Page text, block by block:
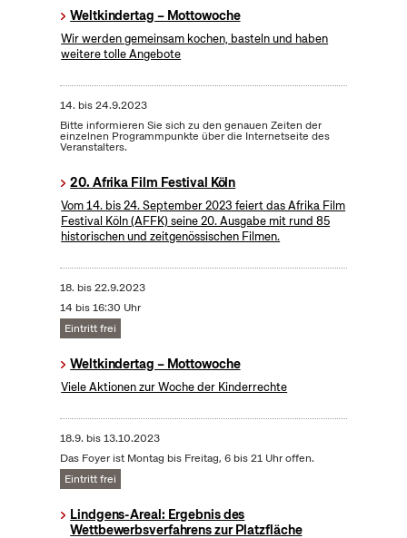
Weltkindertag – Mottowoche
Wir werden gemeinsam kochen, basteln und haben
weitere tolle Angebote
14. bis24.9.2023
Bitte informieren Sie sich zu den genauen Zeiten der
einzelnen Programmpunkte über die Internetseite des
Veranstalters.
20. Afrika Film Festival Köln
Vom 14. bis 24. September 2023 feiert das Afrika Film
Festival Köln (AFFK) seine 20. Ausgabe mit rund 85
historischen und zeitgenössischen Filmen.
18. bis22.9.2023
14 bis 16:30 Uhr
Eintritt frei
Weltkindertag – Mottowoche
Viele Aktionen zur Woche der Kinderrechte
18.9. bis13.10.2023
Das Foyer ist Montag bis Freitag, 6 bis 21 Uhr offen.
Eintritt frei
Lindgens-Areal: Ergebnis des
Wettbewerbsverfahrens zur Platzfläche